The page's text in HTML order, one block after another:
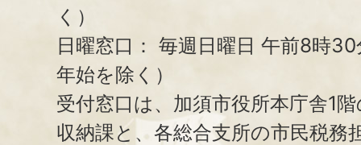
く）
日曜窓口： 毎週日曜日 午前8時
年始を除く）
受付窓口は、加須市役所本庁舎1
収納課と、 各総合支所の市民税務